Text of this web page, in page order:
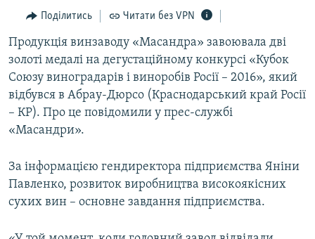
навігації
Перейти
до
пошуку
БЛОГИ
ПОГЛЯД
ІНТЕРВ'Ю
ВСЕ ЗА ДЕНЬ
СПЕЦПРОЕКТИ
ВІДЕОУРОКИ «ELIFBE»
СВІДЧЕННЯ ОКУПАЦІЇ
Русский
Qırımtatar
Поділитись Читати без VPN
Продукція винзаводу «Масандра» завоювала дві
золоті медалі на дегустаційному конкурсі «Кубок
Союзу виноградарів і виноробів Росії – 2016», який
відбувся в Абрау-Дюрсо (Краснодарський край Росії
– КР). Про це повідомили у прес-службі
«Масандри».
За інформацією гендиректора підприємства Яніни
Павленко, розвиток виробництва високоякісних
сухих вин – основне завдання підприємства.